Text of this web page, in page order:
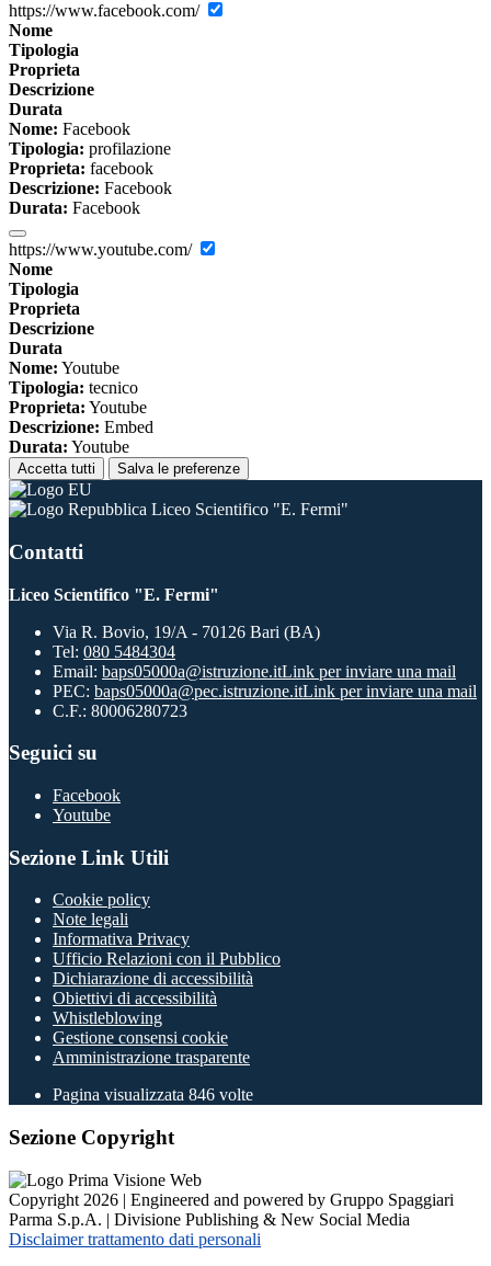
https://www.facebook.com/
Nome
Tipologia
Proprieta
Descrizione
Durata
Nome: Facebook
Tipologia: profilazione
Proprieta: facebook
Descrizione: Facebook
Durata: Facebook
https://www.youtube.com/
Nome
Tipologia
Proprieta
Descrizione
Durata
Nome: Youtube
Tipologia: tecnico
Proprieta: Youtube
Descrizione: Embed
Durata: Youtube
Accetta tutti Salva le preferenze
Liceo Scientifico "E. Fermi"
Contatti
Liceo Scientifico "E. Fermi"
Via R. Bovio, 19/A - 70126 Bari (BA)
Tel: 080 5484304
Email: baps05000a@istruzione.itLink per inviare una mail
PEC: baps05000a@pec.istruzione.itLink per inviare una mail
C.F.: 80006280723
Seguici su
Facebook
Youtube
Sezione Link Utili
Cookie policy
Note legali
Informativa Privacy
Ufficio Relazioni con il Pubblico
Dichiarazione di accessibilità
Obiettivi di accessibilità
Whistleblowing
Gestione consensi cookie
Amministrazione trasparente
Pagina visualizzata 846 volte
Sezione Copyright
Copyright 2026 | Engineered and powered by Gruppo Spaggiari
Parma S.p.A. | Divisione Publishing & New Social Media
Disclaimer trattamento dati personali